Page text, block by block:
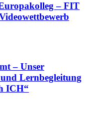
– FIT
– Unser
Lernbegleitung
ICH“